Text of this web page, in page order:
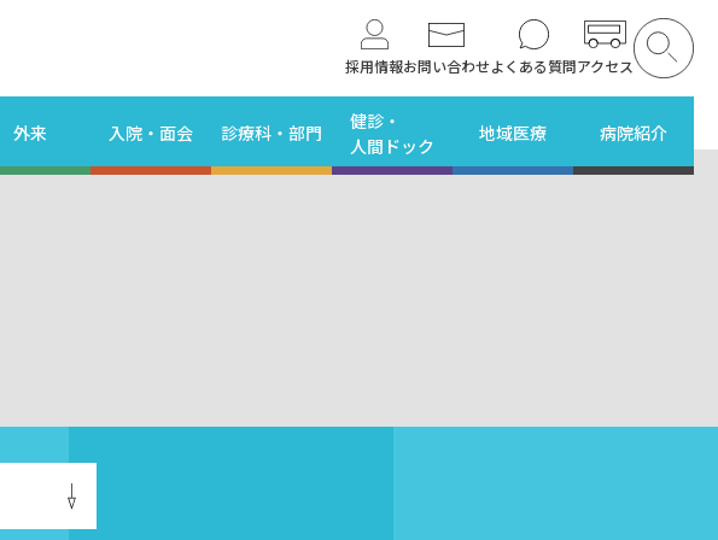
採用情報お問い合わせよくある質問アクセス
外来 入院・面会 診療科・部門
健診・
人間ドック
地域医療 病院紹介